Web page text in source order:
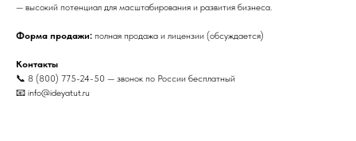
— высокий потенциал для масштабирования и развития бизнеса.
Форма продажи: полная продажа и лицензии (обсуждается)
Контакты
📞 8 (800) 775-24-50 — звонок по России бесплатный
📧 info@ideyatut.ru